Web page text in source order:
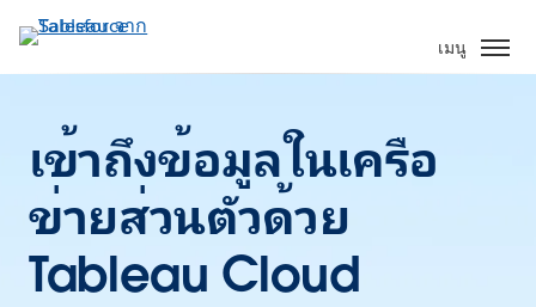
เมนู
เข้าถึงข้อมูลในเครือ
ข่ายส่วนตัวด้วย
Tableau Cloud